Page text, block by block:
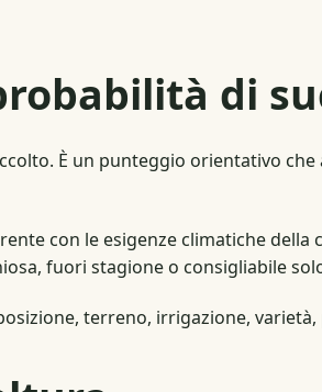
di
È un punteggio orientativo
con le esigenze climatiche
fuori stagione o consigliabile
terreno, irrigazione,